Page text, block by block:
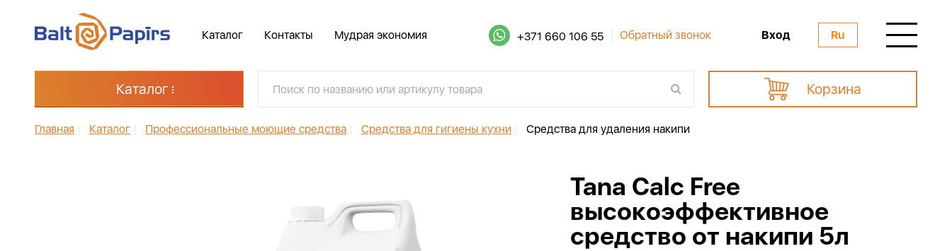
Каталог Контакты Мудрая экономия +371 660 106 55 Обратный звонок Вход Ru
Каталог Корзина
Главная Каталог Профессиональные моющие средства Средства для гигиены кухни Средства для удаления накипи
Tana Calc Free
высокоэффективное
средство от накипи 5л